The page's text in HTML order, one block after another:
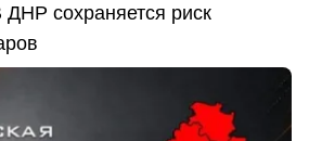
ДНР сохраняется риск